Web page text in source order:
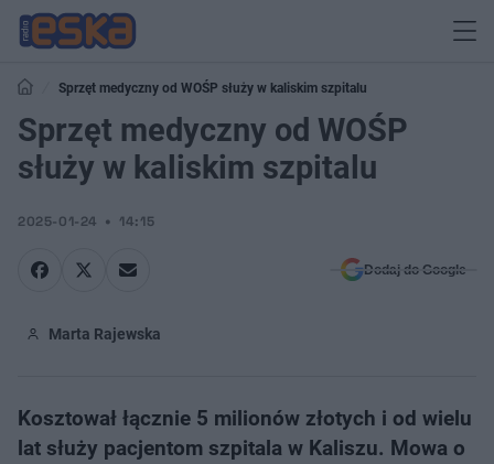
Sprzęt medyczny od WOŚP służy w kaliskim szpitalu
Sprzęt medyczny od WOŚP
służy w kaliskim szpitalu
2025-01-24 14:15
Dodaj do Google
Marta Rajewska
Kosztował łącznie 5 milionów złotych i od wielu
lat służy pacjentom szpitala w Kaliszu. Mowa o